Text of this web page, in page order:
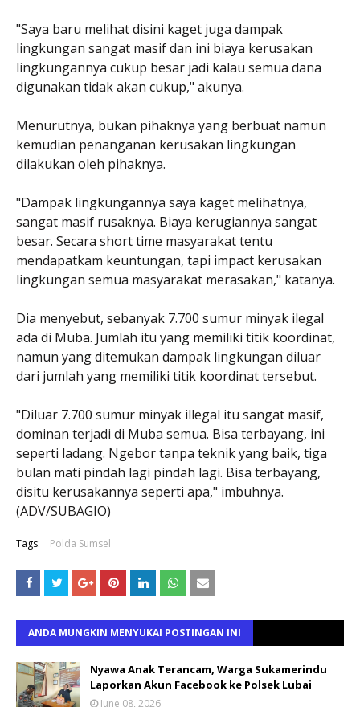
"Saya baru melihat disini kaget juga dampak
lingkungan sangat masif dan ini biaya kerusakan
lingkungannya cukup besar jadi kalau semua dana
digunakan tidak akan cukup," akunya.
Menurutnya, bukan pihaknya yang berbuat namun
kemudian penanganan kerusakan lingkungan
dilakukan oleh pihaknya.
"Dampak lingkungannya saya kaget melihatnya,
sangat masif rusaknya. Biaya kerugiannya sangat
besar. Secara short time masyarakat tentu
mendapatkam keuntungan, tapi impact kerusakan
lingkungan semua masyarakat merasakan," katanya.
Dia menyebut, sebanyak 7.700 sumur minyak ilegal
ada di Muba. Jumlah itu yang memiliki titik koordinat,
namun yang ditemukan dampak lingkungan diluar
dari jumlah yang memiliki titik koordinat tersebut.
"Diluar 7.700 sumur minyak illegal itu sangat masif,
dominan terjadi di Muba semua. Bisa terbayang, ini
seperti ladang. Ngebor tanpa teknik yang baik, tiga
bulan mati pindah lagi pindah lagi. Bisa terbayang,
disitu kerusakannya seperti apa," imbuhnya.
(ADV/SUBAGIO)
Tags: Polda Sumsel
ANDA MUNGKIN MENYUKAI POSTINGAN INI
Nyawa Anak Terancam, Warga Sukamerindu
Laporkan Akun Facebook ke Polsek Lubai
June 08, 2026